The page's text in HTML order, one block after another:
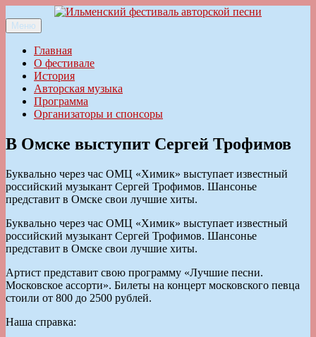
к
содержимому
Ильменский фестиваль авторской песни
Меню
Главная
О фестивале
История
Авторская музыка
Программа
Организаторы и спонсоры
В Омске выступит Сергей Трофимов
Буквально через час ОМЦ «Химик» выступает известный
российский музыкант Сергей Трофимов. Шансонье
представит в Омске свои лучшие хиты.
Буквально через час ОМЦ «Химик» выступает известный
российский музыкант Сергей Трофимов. Шансонье
представит в Омске свои лучшие хиты.
Артист представит свою программу «Лучшие песни.
Московское ассорти». Билеты на концерт московского певца
стоили от 800 до 2500 рублей.
Наша справка: